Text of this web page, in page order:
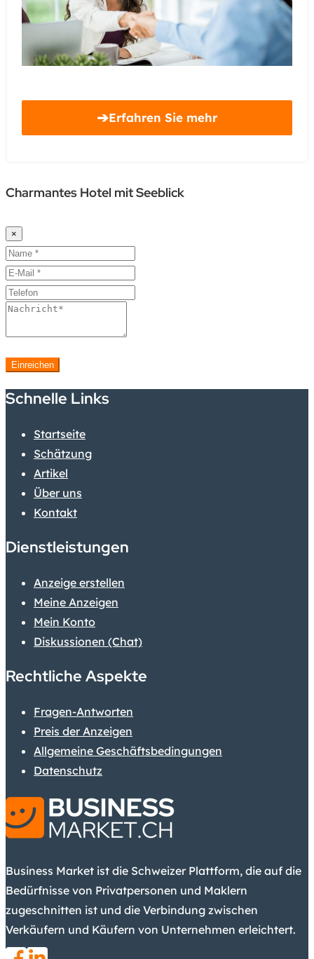
➔Erfahren Sie mehr
Charmantes Hotel mit Seeblick
×
Einreichen
Schnelle Links
Startseite
Schätzung
Artikel
Über uns
Kontakt
Dienstleistungen
Anzeige erstellen
Meine Anzeigen
Mein Konto
Diskussionen (Chat)
Rechtliche Aspekte
Fragen-Antworten
Preis der Anzeigen
Allgemeine Geschäftsbedingungen
Datenschutz
Business Market ist die Schweizer Plattform, die auf die
Bedürfnisse von Privatpersonen und Maklern
zugeschnitten ist und die Verbindung zwischen
Verkäufern und Käufern von Unternehmen erleichtert.